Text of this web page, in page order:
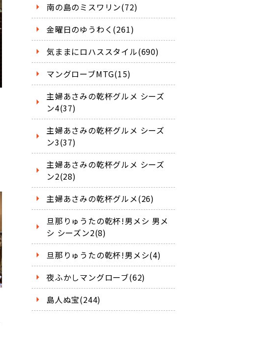
南の島のミスワリン(72)
金曜日のゆうわく(261)
気ままにロハススタイル(690)
マングローブMTG(15)
主婦あさみの乾杯グルメ シーズ
ン4(37)
主婦あさみの乾杯グルメ シーズ
ン3(37)
主婦あさみの乾杯グルメ シーズ
ン2(28)
主婦あさみの乾杯グルメ(26)
旦那りゅうたの乾杯!男メシ 男メ
シ シーズン2(8)
旦那りゅうたの乾杯!男メシ(4)
夜ふかしマングローブ(62)
島人ぬ宝(244)